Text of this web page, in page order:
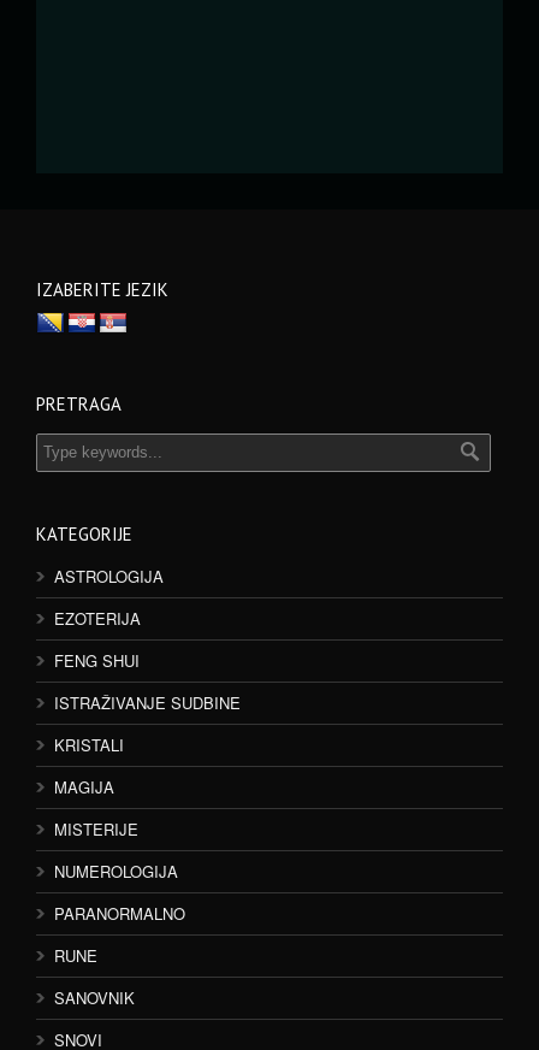
IZABERITE JEZIK
PRETRAGA
KATEGORIJE
ASTROLOGIJA
EZOTERIJA
FENG SHUI
ISTRAŽIVANJE SUDBINE
KRISTALI
MAGIJA
MISTERIJE
NUMEROLOGIJA
PARANORMALNO
RUNE
SANOVNIK
SNOVI